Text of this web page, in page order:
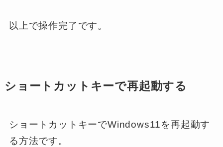
以上で操作完了です。
ショートカットキーで再起動する
ショートカットキーでWindows11を再起動す
る方法です。